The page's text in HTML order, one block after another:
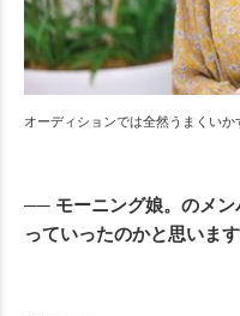
オーディションでは全然うまくい
── モーニング娘。のメン
っていったのかと思います